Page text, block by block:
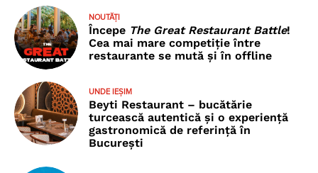
NOUTĂȚI
Începe The Great Restaurant Battle!
Cea mai mare competiție între
restaurante se mută și în offline
UNDE IEȘIM
Beyti Restaurant – bucătărie
turcească autentică și o experiență
gastronomică de referință în
București